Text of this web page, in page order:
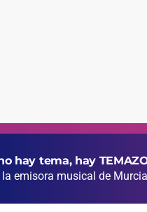
hay tema, hay
emisora musical de